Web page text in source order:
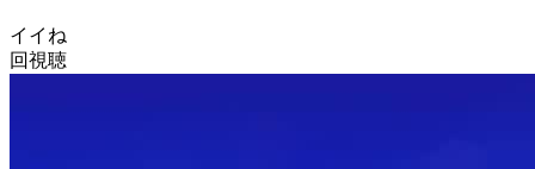
イイね
回視聴